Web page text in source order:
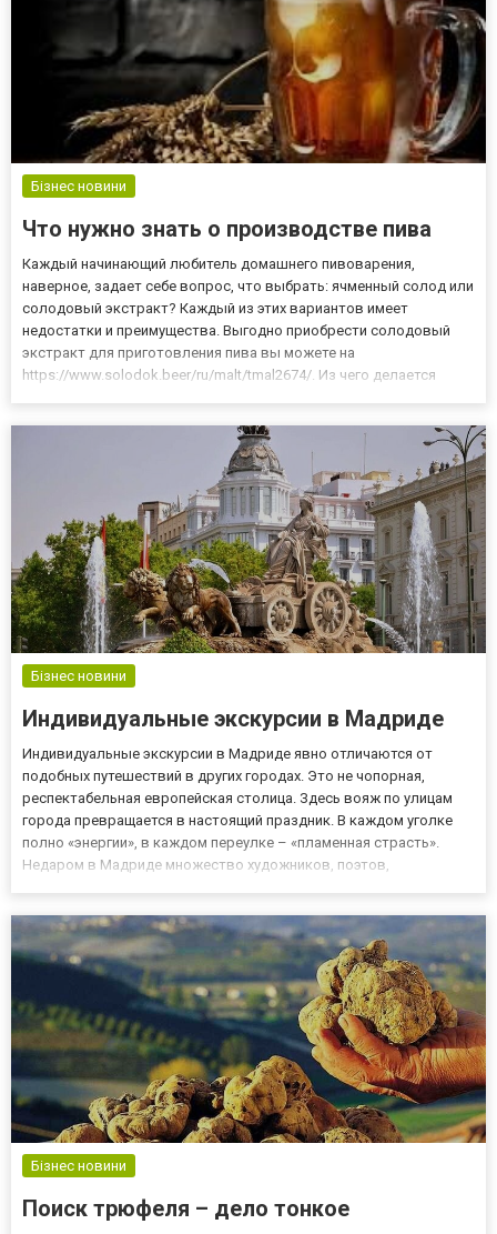
Бізнес новини
Что нужно знать о производстве пива
Каждый начинающий любитель домашнего пивоварения,
наверное, задает себе вопрос, что выбрать: ячменный солод или
солодовый экстракт? Каждый из этих вариантов имеет
недостатки и преимущества. Выгодно приобрести солодовый
экстракт для приготовления пива вы можете на
https://www.solodok.beer/ru/malt/tmal2674/. Из чего делается
начальный период прорастания...
Бізнес новини
Индивидуальные экскурсии в Мадриде
Индивидуальные экскурсии в Мадриде явно отличаются от
подобных путешествий в других городах. Это не чопорная,
респектабельная европейская столица. Здесь вояж по улицам
города превращается в настоящий праздник. В каждом уголке
полно «энергии», в каждом переулке – «пламенная страсть».
Недаром в Мадриде множество художников, поэтов,
столицей музыки,...
Бізнес новини
Поиск трюфеля – дело тонкое